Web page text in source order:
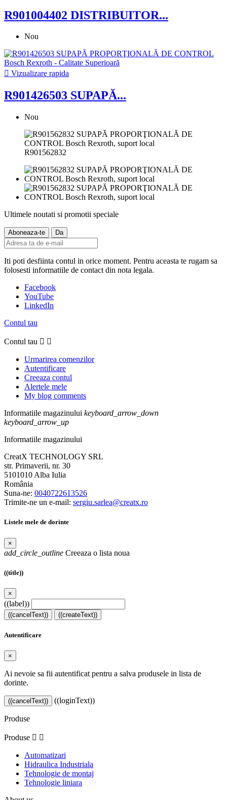
R901004402 DISTRIBUITOR...
Nou
 Vizualizare rapida
R901426503 SUPAPĂ...
Nou
R901562832
Ultimele noutati si promotii speciale
Iti poti desfiinta contul in orice moment. Pentru aceasta te rugam sa
folosesti informatiile de contact din nota legala.
Facebook
YouTube
LinkedIn
Contul tau
Contul tau  
Urmarirea comenzilor
Autentificare
Creeaza contul
Alertele mele
My blog comments
Informatiile magazinului keyboard_arrow_down
keyboard_arrow_up
Informatiile magazinului
CreatX TECHNOLOGY SRL
str. Primaverii, nr. 30
5101010 Alba Iulia
România
Suna-ne: 0040722613526
Trimite-ne un e-mail: sergiu.sarlea@creatx.ro
Listele mele de dorinte
×
add_circle_outline Creeaza o lista noua
((title))
×
((label))
((cancelText)) ((createText))
Autentificare
×
Ai nevoie sa fii autentificat pentru a salva produsele in lista de
dorinte.
((cancelText)) ((loginText))
Produse
Produse  
Automatizari
Hidraulica Industriala
Tehnologie de montaj
Tehnologie liniara